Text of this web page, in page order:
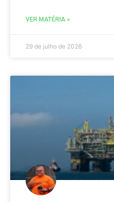
VER MATÉRIA »
29 de julho de 2026